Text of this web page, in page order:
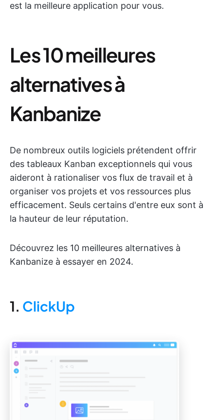
est la meilleure application pour vous.
Les 10 meilleures
alternatives à
Kanbanize
De nombreux outils logiciels prétendent offrir
des tableaux Kanban exceptionnels qui vous
aideront à rationaliser vos flux de travail et à
organiser vos projets et vos ressources plus
efficacement. Seuls certains d'entre eux sont à
la hauteur de leur réputation.
Découvrez les 10 meilleures alternatives à
Kanbanize à essayer en 2024.
1. ClickUp